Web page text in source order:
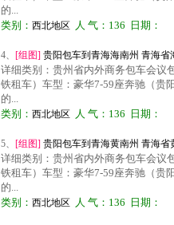
的...
类别： 西北地区人 气：136 日期：
4、 [组图] 贵阳包车到青海海南州 青海省
详细类别：贵州省内外商务包车会议
铁租车）车型：豪华7-59座奔驰（贵
的...
类别： 西北地区人 气：136 日期：
5、 [组图] 贵阳包车到青海黄南州 青海省
详细类别：贵州省内外商务包车会议
铁租车）车型：豪华7-59座奔驰（贵
的...
类别： 西北地区人 气：136 日期：